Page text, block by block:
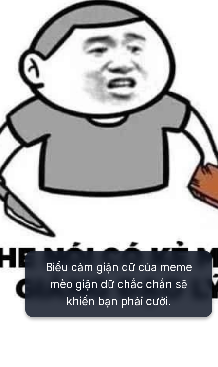
Biểu cảm giận dữ của meme
mèo giận dữ chắc chắn sẽ
khiến bạn phải cười.